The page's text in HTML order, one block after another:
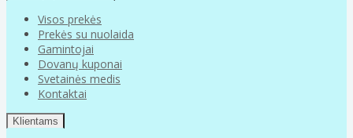
Visos prekės
Prekės su nuolaida
Gamintojai
Dovanų kuponai
Svetainės medis
Kontaktai
Klientams